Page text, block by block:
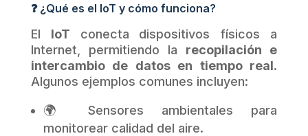
❓ ¿Qué es el IoT y cómo funciona?
El IoT conecta dispositivos físicos a
Internet, permitiendo la recopilación e
intercambio de datos en tiempo real.
Algunos ejemplos comunes incluyen:
🌍 Sensores ambientales para
monitorear calidad del aire.